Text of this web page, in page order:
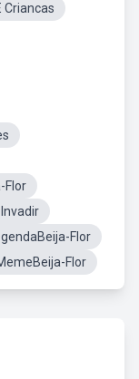
Criancas
Flor
Flor
Flor